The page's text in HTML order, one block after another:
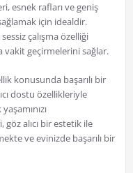
esnek rafları ve geniş
için idealdir.
çalışma özelliği
vakit geçirmelerini sağlar.
konusunda başarılı bir
dostu özellikleriyle
alıcı bir estetik ile
ve evinizde başarılı bir